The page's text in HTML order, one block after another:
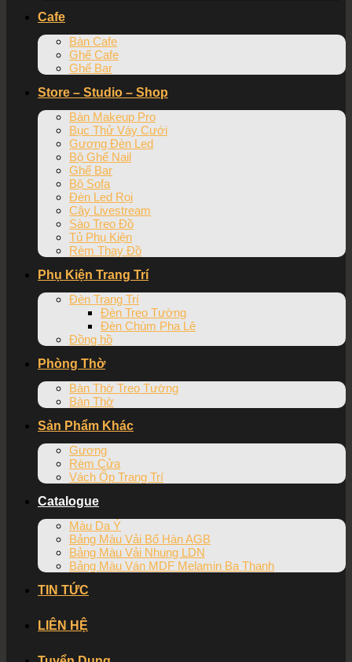
Cafe
Bàn Cafe
Ghế Cafe
Ghế Bar
Store – Studio – Shop
Bàn Makeup Pro
Bục Thử Váy Cưới
Gương Đèn Led
Bộ Ghế Nail
Ghế Bar
Bộ Sofa
Đèn Led Rọi
Cây Livestream
Sào Treo Đồ
Tủ Phụ Kiện
Rèm Thay Đồ
Phụ Kiện Trang Trí
Đèn Trang Trí
Đèn Treo Tường
Đèn Chùm Pha Lê
Đồng hồ
Phòng Thờ
Bàn Thờ Treo Tường
Bàn Thờ
Sản Phẩm Khác
Gương
Rèm Cửa
Vách Ốp Trang Trí
Catalogue
Màu Da Ý
Bảng Màu Vải Bố Hàn AGB
Bảng Màu Vải Nhung LDN
Bảng Màu Ván MDF Melamin Ba Thanh
TIN TỨC
LIÊN HỆ